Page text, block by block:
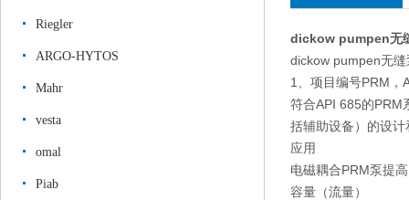
Riegler
ARGO-HYTOS
Mahr
vesta
omal
Piab
dickow pumpen无
dickow pumpen无
1、项目编号PRM，
符合API 685的PRM
括辅助设备）的设
应用
电磁耦合PRM泵提
容量（流量）